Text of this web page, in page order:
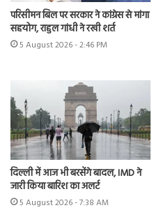
परिसीमन बिल पर सरकार ने कांग्रेस से मांगा
सहयोग, राहुल गांधी ने रखी शर्त
5 August 2026 - 2:46 PM
दिल्ली में आज भी बरसेंगे बादल, IMD ने
जारी किया बारिश का अलर्ट
5 August 2026 - 7:38 AM